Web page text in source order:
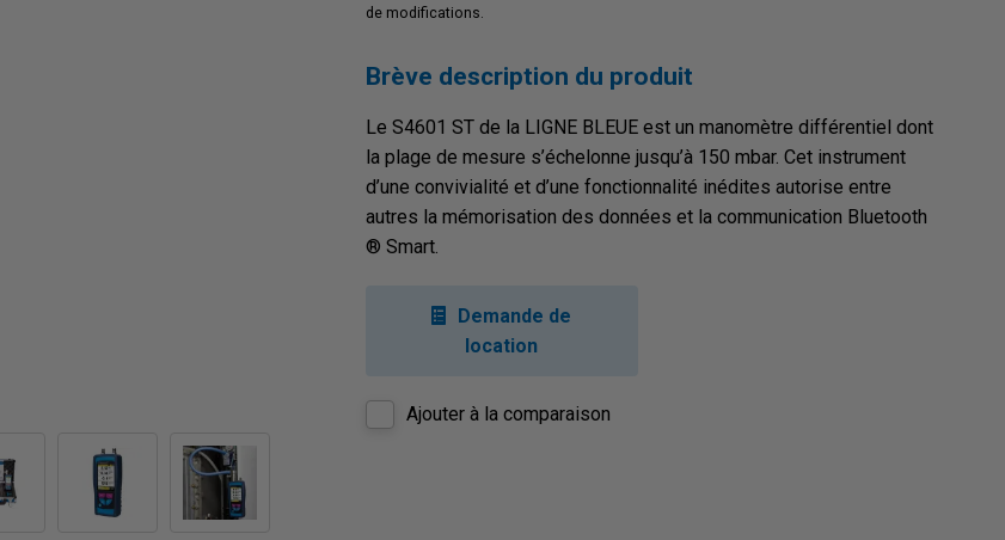
de modifications.
Brève description du produit
Le S4601 ST de la LIGNE BLEUE est un manomètre différentiel dont
la plage de mesure s’échelonne jusqu’à 150 mbar. Cet instrument
d’une convivialité et d’une fonctionnalité inédites autorise entre
autres la mémorisation des données et la communication Bluetooth
® Smart.
Demande de
location
Ajouter à la comparaison